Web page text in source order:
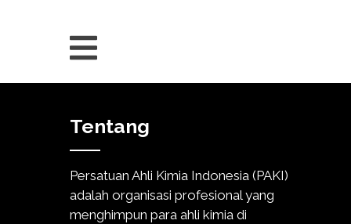
Tentang
Persatuan Ahli Kimia Indonesia (PAKI)
adalah organisasi profesional yang
menghimpun para ahli kimia di